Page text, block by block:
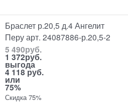
Браслет р.20,5 д.4 Ангелит
Перу арт. 24087886-р.20,5-2
5 490руб.
1 372руб.
выгода
4 118 руб.
или
75%
Скидка 75%